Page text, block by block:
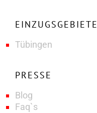
EINZUGSGEBIETE
Tübingen
PRESSE
Blog
Faq`s